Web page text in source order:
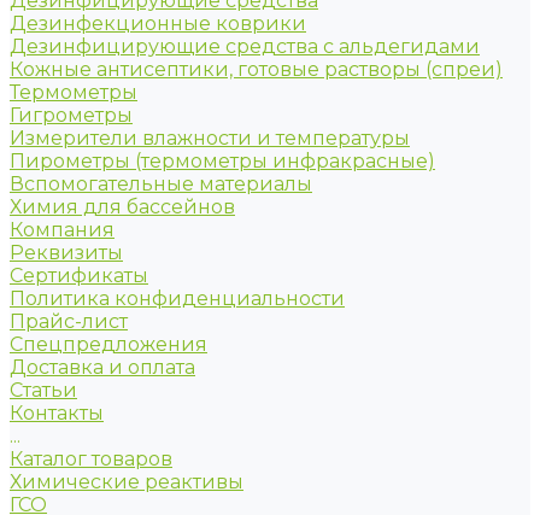
Дезинфекционные коврики
Дезинфицирующие средства с альдегидами
Кожные антисептики, готовые растворы (спреи)
Термометры
Гигрометры
Измерители влажности и температуры
Пирометры (термометры инфракрасные)
Вспомогательные материалы
Химия для бассейнов
Компания
Реквизиты
Сертификаты
Политика конфиденциальности
Прайс-лист
Спецпредложения
Доставка и оплата
Статьи
Контакты
...
Каталог товаров
Химические реактивы
ГСО